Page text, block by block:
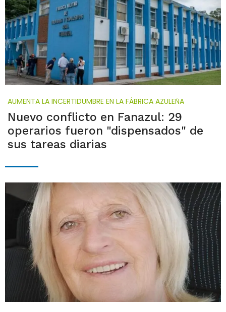
AUMENTA LA INCERTIDUMBRE EN LA FÁBRICA AZULEÑA
Nuevo conflicto en Fanazul: 29
operarios fueron "dispensados" de
sus tareas diarias